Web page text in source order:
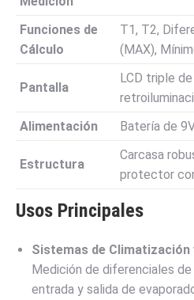
Funciones de
Cálculo
T1, T2,
(MAX),
Pantalla
LCD triple
Alimentación
Batería de
Estructura
Carcasa
protector
Usos Principales
Sistemas de Climatización
Medición de diferenciales
entrada y salida de